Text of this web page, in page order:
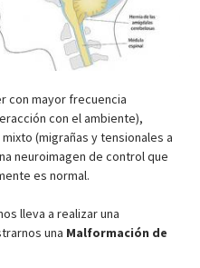
con mayor frecuencia
con el ambiente),
(migrañas y tensionales a
neuroimagen de control que
es normal.
lleva a realizar una
una Malformación de